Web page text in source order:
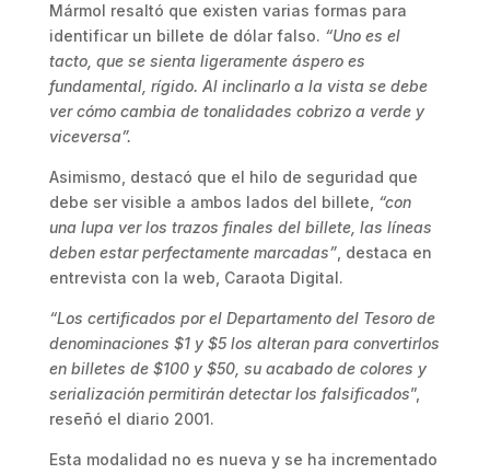
Mármol resaltó que existen varias formas para
identificar un billete de dólar falso. “Uno es el
tacto, que se sienta ligeramente áspero es
fundamental, rígido. Al inclinarlo a la vista se debe
ver cómo cambia de tonalidades cobrizo a verde y
viceversa”.
Asimismo, destacó que el hilo de seguridad que
debe ser visible a ambos lados del billete, “con
una lupa ver los trazos finales del billete, las líneas
deben estar perfectamente marcadas”, destaca en
entrevista con la web, Caraota Digital.
“Los certificados por el Departamento del Tesoro de
denominaciones $1 y $5 los alteran para convertirlos
en billetes de $100 y $50, su acabado de colores y
serialización permitirán detectar los falsificados”,
reseñó el diario 2001.
Esta modalidad no es nueva y se ha incrementado